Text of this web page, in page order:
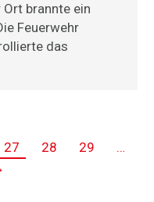
brannte ein
Feuerwehr
das
27 28 29
…